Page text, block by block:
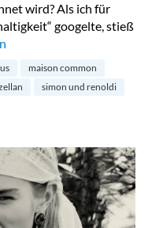
wird? Als ich für
googelte, stieß
und Luxus – ein
maison common
simon und renoldi